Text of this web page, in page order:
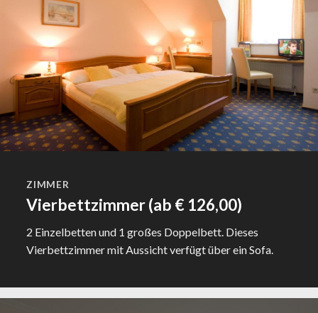
ZIMMER
Vierbettzimmer (ab € 126,00)
2 Einzelbetten und 1 großes Doppelbett. Dieses
Vierbettzimmer mit Aussicht verfügt über ein Sofa.